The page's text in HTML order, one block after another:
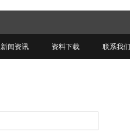
新闻资讯 资料下载 联系我们